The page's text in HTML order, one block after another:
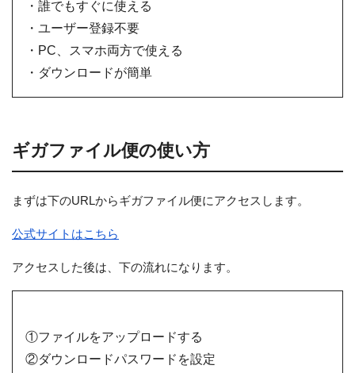
・誰でもすぐに使える
・ユーザー登録不要
・PC、スマホ両方で使える
・ダウンロードが簡単
ギガファイル便の使い方
まずは下のURLからギガファイル便にアクセスします。
公式サイトはこちら
アクセスした後は、下の流れになります。
①ファイルをアップロードする
②ダウンロードパスワードを設定